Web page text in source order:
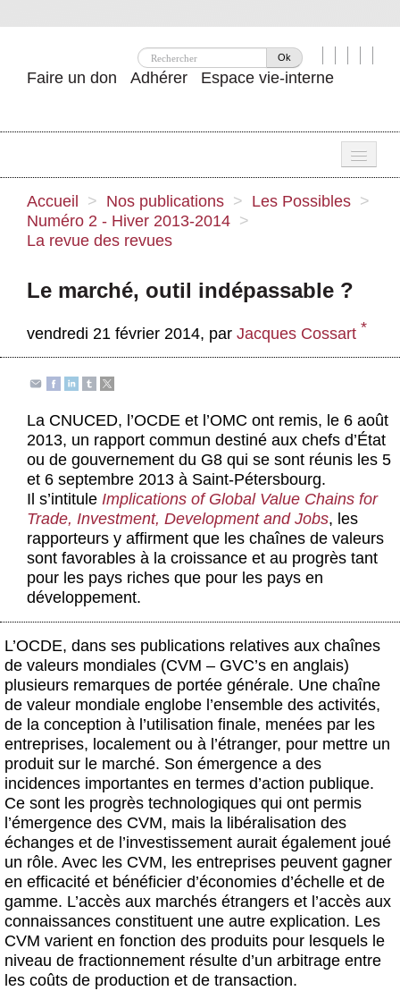
Ok
Faire un don Adhérer Espace vie-interne
Attac ?
Se mobiliser
Publications
Agenda
Actus et médias
Boutique
Accueil > Nos publications > Les Possibles >
Numéro 2 - Hiver 2013-2014 >
La revue des revues
Le marché, outil indépassable ?
vendredi 21 février 2014, par Jacques Cossart *
La CNUCED, l’OCDE et l’OMC ont remis, le 6 août
2013, un rapport commun destiné aux chefs d’État
ou de gouvernement du G8 qui se sont réunis les 5
et 6 septembre 2013 à Saint-Pétersbourg.
Il s’intitule Implications of Global Value Chains for
Trade, Investment, Development and Jobs, les
rapporteurs y affirment que les chaînes de valeurs
sont favorables à la croissance et au progrès tant
pour les pays riches que pour les pays en
développement.
L’OCDE, dans ses publications relatives aux chaînes
de valeurs mondiales (CVM – GVC’s en anglais)
plusieurs remarques de portée générale. Une chaîne
de valeur mondiale englobe l’ensemble des activités,
de la conception à l’utilisation finale, menées par les
entreprises, localement ou à l’étranger, pour mettre un
produit sur le marché. Son émergence a des
incidences importantes en termes d’action publique.
Ce sont les progrès technologiques qui ont permis
l’émergence des CVM, mais la libéralisation des
échanges et de l’investissement aurait également joué
un rôle. Avec les CVM, les entreprises peuvent gagner
en efficacité et bénéficier d’économies d’échelle et de
gamme. L’accès aux marchés étrangers et l’accès aux
connaissances constituent une autre explication. Les
CVM varient en fonction des produits pour lesquels le
niveau de fractionnement résulte d’un arbitrage entre
les coûts de production et de transaction.